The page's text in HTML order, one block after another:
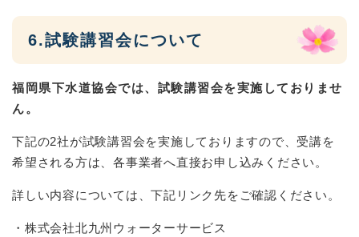
6.試験講習会について
福岡県下水道協会では、試験講習会を実施しておりませ
ん。
下記の2社が試験講習会を実施しておりますので、受講を
希望される方は、各事業者へ直接お申し込みください。
詳しい内容については、下記リンク先をご確認ください。
・株式会社北九州ウォーターサービス